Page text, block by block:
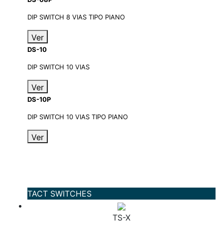
DIP SWITCH 8 VIAS TIPO PIANO
Ver
DS-10
DIP SWITCH 10 VIAS
Ver
DS-10P
DIP SWITCH 10 VIAS TIPO PIANO
Ver
TACT SWITCHES
TS-X